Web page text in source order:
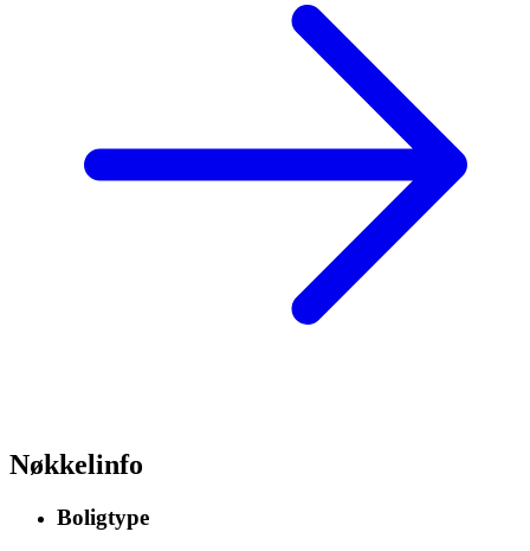
Nøkkelinfo
Boligtype